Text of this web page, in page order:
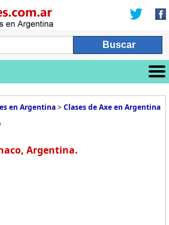
en Argentina>Clases de Axe en Argentina
Argentina.